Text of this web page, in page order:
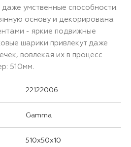
умственные способности.
основу и декорирована
- яркие подвижные
шарики привлекут даже
вовлекая их в процесс
510мм.
22122006
Gamma
510x50x10